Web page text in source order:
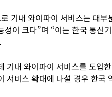
기내 와이파이 서비스는 대
성이 크다”며 “이는 한국 통신
기내 와이파이 서비스를 도입
서비스 확대에 나설 경우 한국